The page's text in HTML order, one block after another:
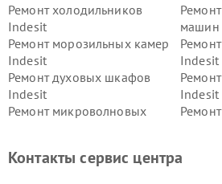
Ремонт холодильников
Indesit
машин
Ремонт морозильных камер
Indesit
Indesit
Ремонт духовых шкафов
Indesit
Indesit
Ремонт микроволновых
Indesit
Indesit
Контакты сервис центра